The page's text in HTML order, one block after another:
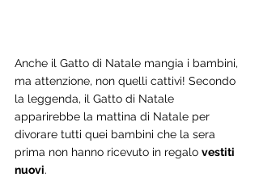
Anche il Gatto di Natale mangia i bambini,
ma attenzione, non quelli cattivi! Secondo
la leggenda, il Gatto di Natale
apparirebbe la mattina di Natale per
divorare tutti quei bambini che la sera
prima non hanno ricevuto in regalo vestiti
nuovi.